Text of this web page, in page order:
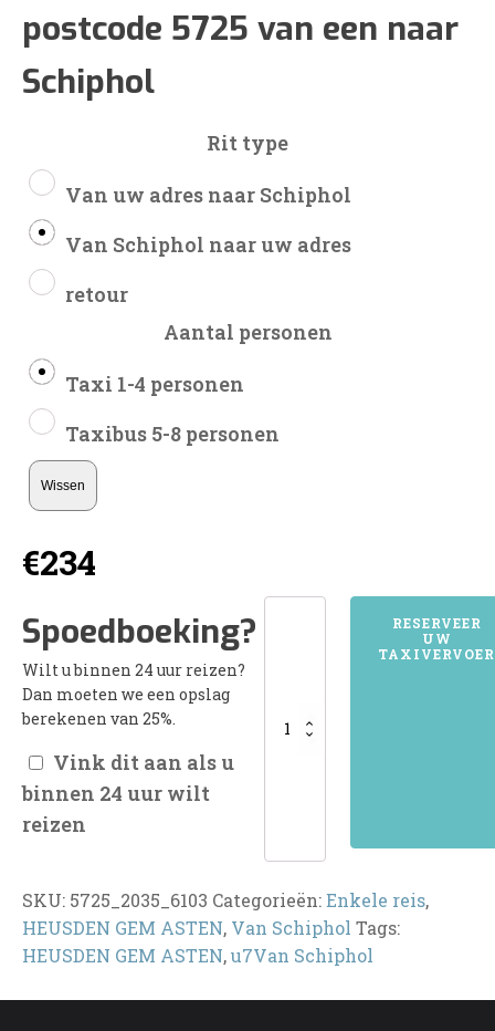
tot
postcode 5725 van een naar
Schiphol
Rit type
Van uw adres naar Schiphol
Van Schiphol naar uw adres
retour
Aantal personen
Taxi 1-4 personen
Taxibus 5-8 personen
Wissen
€234
Spoedboeking?
Wilt u binnen 24 uur reizen?
Dan moeten we een opslag
berekenen van 25%.
Vink dit aan als u
binnen 24 uur wilt
reizen
5725HEUSDENRESERVEER
UW
TAXIVERVOER
SKU: 5725_2035_6103 Categorieën:Enkele reis,
HEUSDEN GEM ASTEN, Van Schiphol Tags:
HEUSDEN GEM ASTEN,u7Van Schiphol